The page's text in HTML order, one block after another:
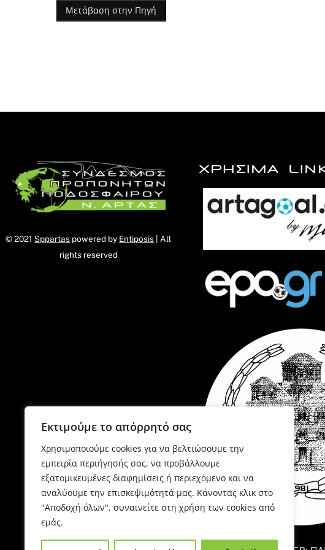
Εκτιμούμε το απόρρητό σας
Χρησιμοποιούμε cookies για να βελτιώσουμε την
εμπειρία περιήγησής σας, να προβάλλουμε
εξατομικευμένες διαφημίσεις ή περιεχόμενο και να
αναλύουμε την επισκεψιμότητά μας. Κάνοντας κλικ στο
"Αποδοχή όλων", συναινείτε στη χρήση των cookies από
εμάς.
Μετάβαση στην Πηγή
© 2021 Sppartas powered by Entiposis | All
rights reserved
ΧΡΗΣΙΜΑ